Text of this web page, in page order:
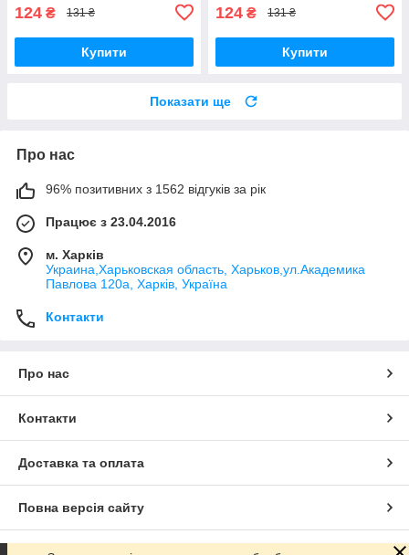
124 ₴ 131 ₴
Купити
124 ₴ 131 ₴
Купити
Показати ще
Про нас
96% позитивних з 1562 відгуків за рік
Працює з 23.04.2016
м. Харків
Украина,Харьковская область, Харьков,ул.Академика
Павлова 120а, Харків, Україна
Контакти
Про нас
Контакти
Доставка та оплата
Повна версія сайту